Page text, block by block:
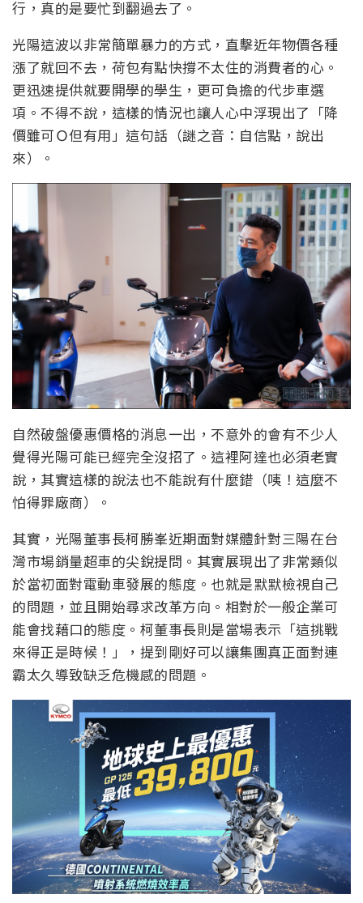
行，真的是要忙到翻過去了。
光陽這波以非常簡單暴力的方式，直擊近年物價各種
漲了就回不去，荷包有點快撐不太住的消費者的心。
更迅速提供就要開學的學生，更可負擔的代步車選
項。不得不說，這樣的情況也讓人心中浮現出了「降
價雖可Ｏ但有用」這句話（謎之音：自信點，說出
來）。
自然破盤優惠價格的消息一出，不意外的會有不少人
覺得光陽可能已經完全沒招了。這裡阿達也必須老實
說，其實這樣的說法也不能說有什麼錯（咦！這麼不
怕得罪廠商）。
其實，光陽董事長柯勝峯近期面對媒體針對三陽在台
灣市場銷量超車的尖銳提問。其實展現出了非常類似
於當初面對電動車發展的態度。也就是默默檢視自己
的問題，並且開始尋求改革方向。相對於一般企業可
能會找藉口的態度。柯董事長則是當場表示「這挑戰
來得正是時候！」，提到剛好可以讓集團真正面對連
霸太久導致缺乏危機感的問題。